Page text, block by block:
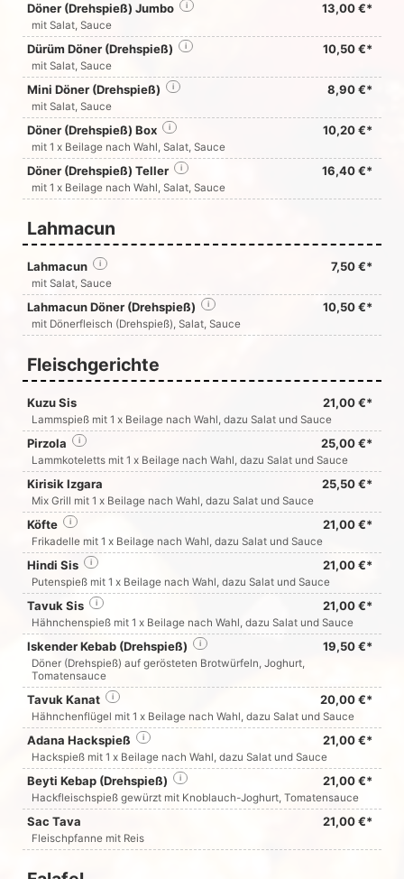
Döner (Drehspieß) Jumbo 13,00 €*
i
mit Salat, Sauce
Dürüm Döner (Drehspieß) 10,50 €*
i
mit Salat, Sauce
Mini Döner (Drehspieß) 8,90 €*
i
mit Salat, Sauce
Döner (Drehspieß) Box 10,20 €*
i
mit 1 x Beilage nach Wahl, Salat, Sauce
Döner (Drehspieß) Teller 16,40 €*
i
mit 1 x Beilage nach Wahl, Salat, Sauce
Lahmacun
Lahmacun 7,50 €*
i
mit Salat, Sauce
Lahmacun Döner (Drehspieß) 10,50 €*
i
mit Dönerfleisch (Drehspieß), Salat, Sauce
Fleischgerichte
Kuzu Sis 21,00 €*
Lammspieß mit 1 x Beilage nach Wahl, dazu Salat und Sauce
Pirzola 25,00 €*
i
Lammkoteletts mit 1 x Beilage nach Wahl, dazu Salat und Sauce
Kirisik Izgara 25,50 €*
Mix Grill mit 1 x Beilage nach Wahl, dazu Salat und Sauce
Köfte 21,00 €*
i
Frikadelle mit 1 x Beilage nach Wahl, dazu Salat und Sauce
Hindi Sis 21,00 €*
i
Putenspieß mit 1 x Beilage nach Wahl, dazu Salat und Sauce
Tavuk Sis 21,00 €*
i
Hähnchenspieß mit 1 x Beilage nach Wahl, dazu Salat und Sauce
Iskender Kebab (Drehspieß) 19,50 €*
i
Döner (Drehspieß) auf gerösteten Brotwürfeln, Joghurt,
Tomatensauce
Tavuk Kanat 20,00 €*
i
Hähnchenflügel mit 1 x Beilage nach Wahl, dazu Salat und Sauce
Adana Hackspieß 21,00 €*
i
Hackspieß mit 1 x Beilage nach Wahl, dazu Salat und Sauce
Beyti Kebap (Drehspieß) 21,00 €*
i
Hackfleischspieß gewürzt mit Knoblauch-Joghurt, Tomatensauce
Sac Tava 21,00 €*
Fleischpfanne mit Reis